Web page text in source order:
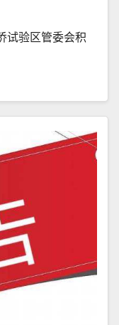
试验区管委会积